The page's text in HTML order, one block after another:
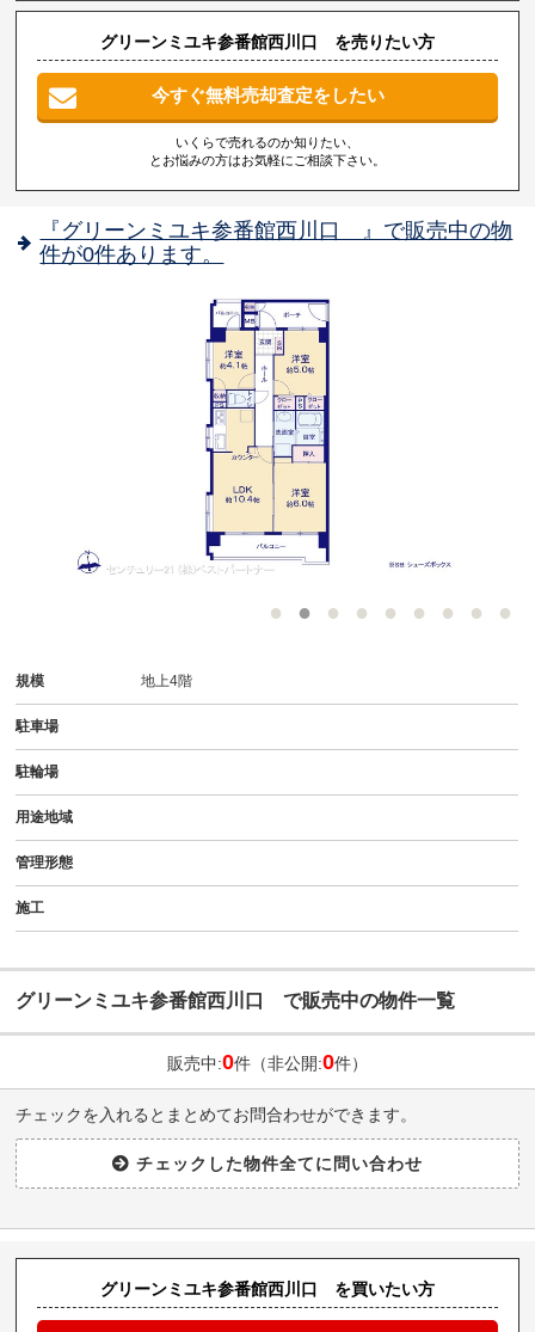
グリーンミユキ参番館西川口 を売りたい方
今すぐ無料売却査定をしたい
いくらで売れるのか知りたい、
とお悩みの方はお気軽にご相談下さい。
『グリーンミユキ参番館西川口 』で販売中の物
件が0件あります。
規模 地上4階
駐車場
駐輪場
用途地域
管理形態
施工
グリーンミユキ参番館西川口 で販売中の物件一覧
販売中:0件（非公開:0件）
チェックを入れるとまとめてお問合わせができます。
グリーンミユキ参番館西川口 を買いたい方